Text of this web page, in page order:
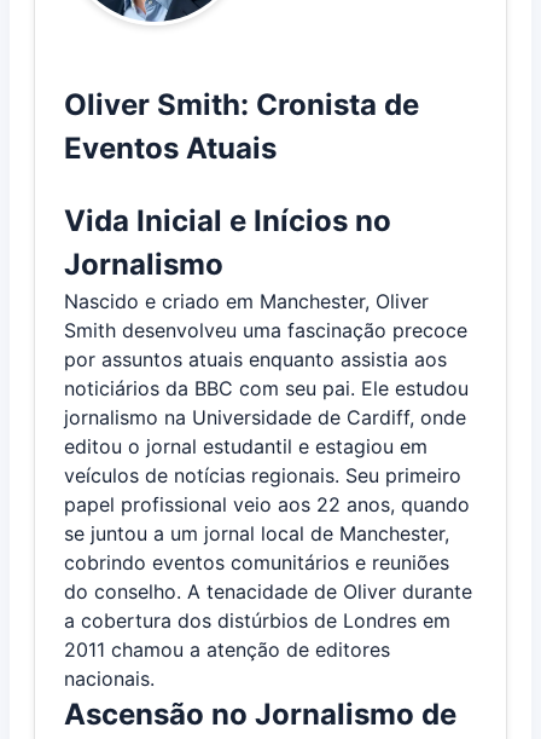
Oliver Smith: Cronista de
Eventos Atuais
Vida Inicial e Inícios no
Jornalismo
Nascido e criado em Manchester, Oliver
Smith desenvolveu uma fascinação precoce
por assuntos atuais enquanto assistia aos
noticiários da BBC com seu pai. Ele estudou
jornalismo na Universidade de Cardiff, onde
editou o jornal estudantil e estagiou em
veículos de notícias regionais. Seu primeiro
papel profissional veio aos 22 anos, quando
se juntou a um jornal local de Manchester,
cobrindo eventos comunitários e reuniões
do conselho. A tenacidade de Oliver durante
a cobertura dos distúrbios de Londres em
2011 chamou a atenção de editores
nacionais.
Ascensão no Jornalismo de